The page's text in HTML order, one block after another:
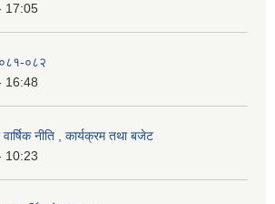
17:05
०८२
16:48
नीति , कार्यक्रम तथा बजेट
10:23